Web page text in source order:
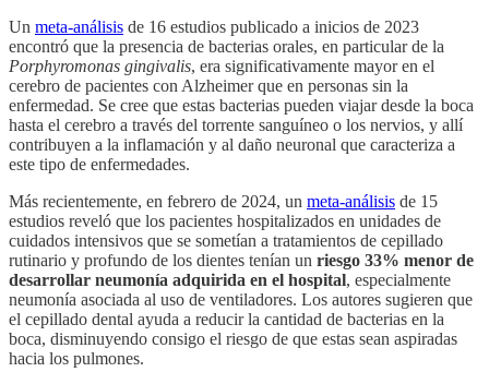
Un meta-análisis de 16 estudios publicado a inicios de 2023
encontró que la presencia de bacterias orales, en particular de la
Porphyromonas gingivalis, era significativamente mayor en el
cerebro de pacientes con Alzheimer que en personas sin la
enfermedad. Se cree que estas bacterias pueden viajar desde la boca
hasta el cerebro a través del torrente sanguíneo o los nervios, y allí
contribuyen a la inflamación y al daño neuronal que caracteriza a
este tipo de enfermedades.
Más recientemente, en febrero de 2024, un meta-análisis de 15
estudios reveló que los pacientes hospitalizados en unidades de
cuidados intensivos que se sometían a tratamientos de cepillado
rutinario y profundo de los dientes tenían un riesgo 33% menor de
desarrollar neumonía adquirida en el hospital, especialmente
neumonía asociada al uso de ventiladores. Los autores sugieren que
el cepillado dental ayuda a reducir la cantidad de bacterias en la
boca, disminuyendo consigo el riesgo de que estas sean aspiradas
hacia los pulmones.